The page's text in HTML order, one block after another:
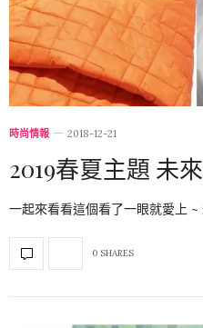
時尚情報 2018-12-21
2019春夏主題 未
一起來看看這個看了一眼就愛上 ~
0 SHARES